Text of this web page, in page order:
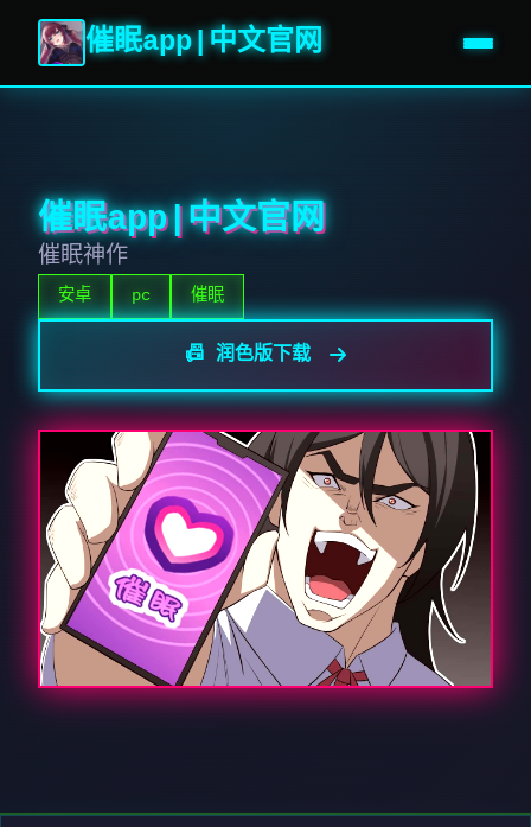
催眠app|中文官网
催眠app|中文官网
催眠神作
安卓 pc 催眠
📠 润色版下载